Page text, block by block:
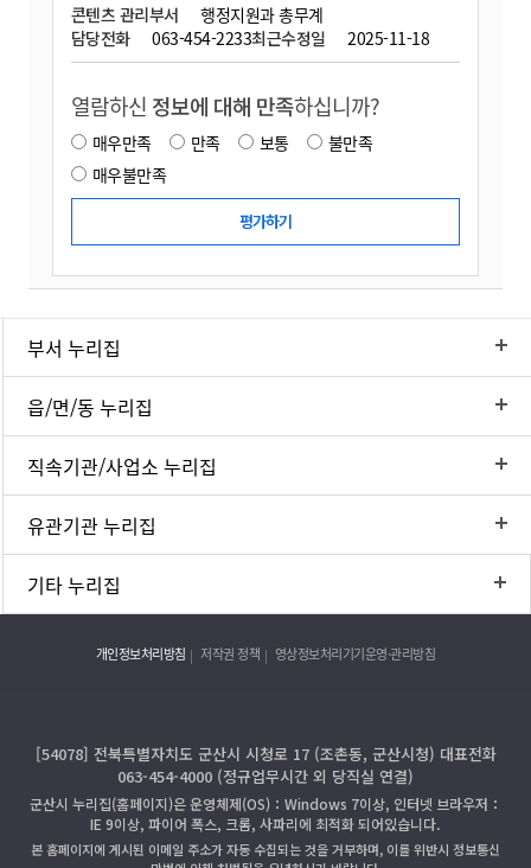
콘텐츠 관리부서
행정지원과 총무계
담당전화
063-454-2233최근수정일 2025-11-18
열람하신 정보에 대해 만족하십니까?
매우만족 만족 보통
불만족
매우불만족
부서 누리집
읍/면/동 누리집
직속기관/사업소 누리집
유관기관 누리집
기타 누리집
개인정보처리방침 저작권 정책 영상정보처리기기운영·관리방침
[54078] 전북특별자치도 군산시 시청로 17 (조촌동, 군산시청) 대표전화
063-454-4000 (정규업무시간 외 당직실 연결)
군산시 누리집(홈페이지)은 운영체제(OS)：Windows 7이상, 인터넷 브라우저：
IE 9이상, 파이어 폭스, 크롬, 사파리에 최적화 되어있습니다.
본 홈페이지에 게시된 이메일 주소가 자동 수집되는 것을 거부하며, 이를 위반시 정보통신